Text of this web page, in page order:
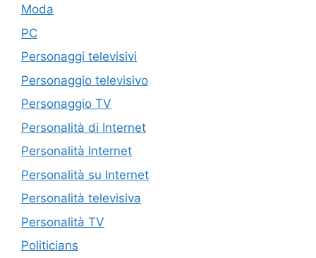
Moda
PC
Personaggi televisivi
Personaggio televisivo
Personaggio TV
Personalità di Internet
Personalità Internet
Personalità su Internet
Personalità televisiva
Personalità TV
Politicians